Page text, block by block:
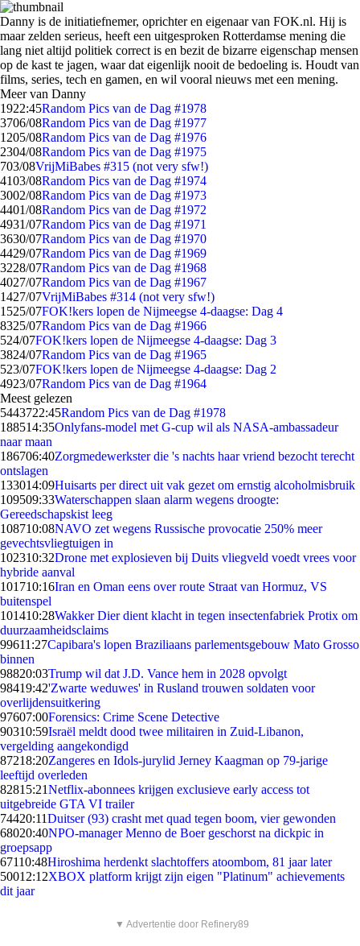
Danny is de initiatiefnemer, oprichter en eigenaar van FOK.nl. Hij is
maar zelden serieus, heeft een uitgesproken Rotterdamse mening die
lang niet altijd politiek correct is en bezit de bizarre eigenschap mensen
op de kast te jagen, waar dat eigenlijk nooit de bedoeling is. Houdt van
films, series, tech en gamen, en wil vooral nieuws met een mening.
Meer van Danny
1922:45Random Pics van de Dag #1978
3706/08Random Pics van de Dag #1977
1205/08Random Pics van de Dag #1976
2304/08Random Pics van de Dag #1975
703/08VrijMiBabes #315 (not very sfw!)
4103/08Random Pics van de Dag #1974
3002/08Random Pics van de Dag #1973
4401/08Random Pics van de Dag #1972
4931/07Random Pics van de Dag #1971
3630/07Random Pics van de Dag #1970
4429/07Random Pics van de Dag #1969
3228/07Random Pics van de Dag #1968
4027/07Random Pics van de Dag #1967
1427/07VrijMiBabes #314 (not very sfw!)
1525/07FOK!kers lopen de Nijmeegse 4-daagse: Dag 4
8325/07Random Pics van de Dag #1966
524/07FOK!kers lopen de Nijmeegse 4-daagse: Dag 3
3824/07Random Pics van de Dag #1965
523/07FOK!kers lopen de Nijmeegse 4-daagse: Dag 2
4923/07Random Pics van de Dag #1964
Meest gelezen
5443722:45Random Pics van de Dag #1978
188514:35Onlyfans-model met G-cup wil als NASA-ambassadeur
naar maan
186706:40Zorgmedewerkster die 's nachts haar vriend bezocht terecht
ontslagen
133014:09Huisarts per direct uit vak gezet om ernstig alcoholmisbruik
109509:33Waterschappen slaan alarm wegens droogte:
Gereedschapskist leeg
108710:08NAVO zet wegens Russische provocatie 250% meer
gevechtsvliegtuigen in
102310:32Drone met explosieven bij Duits vliegveld voedt vrees voor
hybride aanval
101710:16Iran en Oman eens over route Straat van Hormuz, VS
buitenspel
101410:28Wakker Dier dient klacht in tegen insectenfabriek Protix om
duurzaamheidsclaims
99611:27Capibara's lopen Braziliaans parlementsgebouw Mato Grosso
binnen
98820:03Trump wil dat J.D. Vance hem in 2028 opvolgt
98419:42'Zwarte weduwes' in Rusland trouwen soldaten voor
overlijdensuitkering
97607:00Forensics: Crime Scene Detective
90310:59Israël meldt dood twee militairen in Zuid-Libanon,
vergelding aangekondigd
87218:20Zangeres en Idols-jurylid Jerney Kaagman op 79-jarige
leeftijd overleden
82815:21Netflix-abonnees krijgen exclusieve early access tot
uitgebreide GTA VI trailer
74420:11Duitser (93) crasht met quad tegen boom, vier gewonden
68020:40NPO-manager Menno de Boer geschorst na dickpic in
groepsapp
67110:48Hiroshima herdenkt slachtoffers atoombom, 81 jaar later
50012:12XBOX platform krijgt zijn eigen "Platinum" achievements
dit jaar
▼ Advertentie door Refinery89